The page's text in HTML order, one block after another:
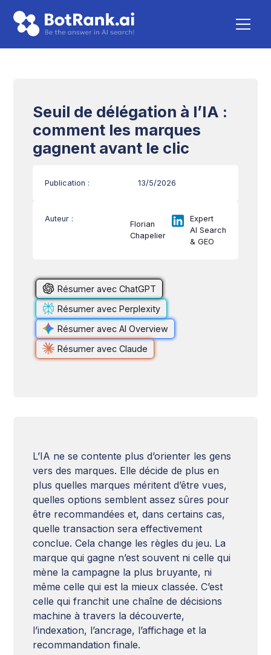
Seuil de délégation à l’IA :
comment les marques
gagnent avant le clic
Publication : 13/5/2026
Auteur :
Florian
Chapelier
Expert
AI Search
& GEO
Résumer avec ChatGPT
Résumer avec Perplexity
Résumer avec AI Overview
Résumer avec Claude
L’IA ne se contente plus d’orienter les gens
vers des marques. Elle décide de plus en
plus quelles marques méritent d’être vues,
quelles options semblent assez sûres pour
être recommandées et, dans certains cas,
quelle transaction sera effectivement
conclue. Cela change les règles du jeu. La
marque qui gagne n’est souvent ni celle qui
mène la campagne la plus bruyante, ni
même celle qui est la mieux classée. C’est
celle qui franchit une chaîne de décisions
machine à travers la découverte,
l’indexation, l’ancrage, l’affichage et la
recommandation finale.